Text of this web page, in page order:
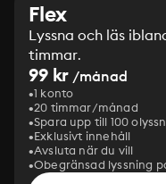
Flex
Lyssna och läs
timmar.
99 kr /månad
1 konto
20 timmar/månad
Spara upp till 100
Exklusivt innehåll
Avsluta när du vill
Obegränsad lyssning